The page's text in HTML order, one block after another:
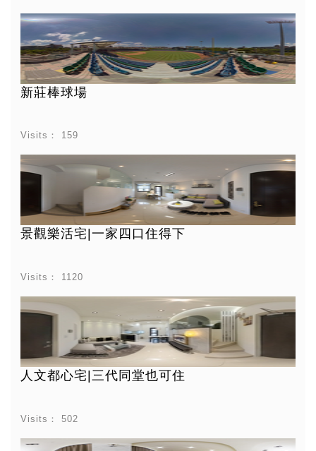
新莊棒球場
Visits： 159
景觀樂活宅|一家四口住得下
Visits： 1120
人文都心宅|三代同堂也可住
Visits：502